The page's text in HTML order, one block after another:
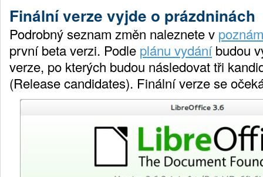
Finální verze vyjde o prázdninách
Podrobný seznam změn naleznete v
první beta verzi. Podle plánu vydáníbudou
verze, po kterých budou následovat tři
(Release candidates). Finální verze se